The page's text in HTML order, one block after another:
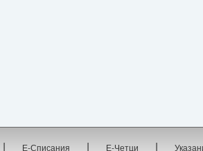
| Е-Списания | Е-Четци |